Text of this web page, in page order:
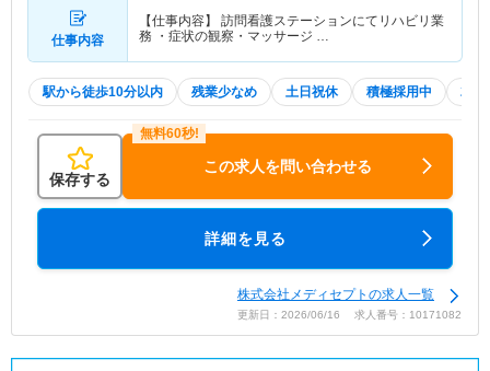
仕事内容
【仕事内容】 訪問看護ステーションにてリハビリ業
務 ・症状の観察・マッサージ …
駅から徒歩10分以内 残業少なめ 土日祝休 積極採用中
保存する
この求人を問い合わせる
詳細を見る
株式会社メディセプトの求人一覧
更新日：2026/06/16 求人番号：10171082